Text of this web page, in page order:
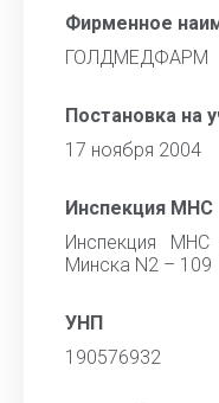
Фирменное
ГОЛДМЕДФАРМ
Постановка на
17 ноября 2004
Инспекция МНС
Инспекция
Минска N2 – 109
УНП
190576932